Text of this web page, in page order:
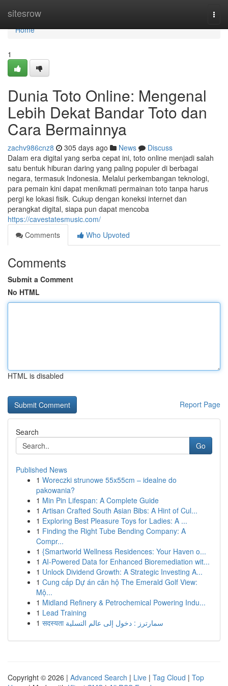
sitesrow
Home
Home
1
Dunia Toto Online: Mengenal
Lebih Dekat Bandar Toto dan
Cara Bermainnya
zachv986cnz8 305 days ago News
Discuss
Dalam era digital yang serba cepat ini, toto online menjadi salah
satu bentuk hiburan daring yang paling populer di berbagai
negara, termasuk Indonesia. Melalui perkembangan teknologi,
para pemain kini dapat menikmati permainan toto tanpa harus
pergi ke lokasi fisik. Cukup dengan koneksi internet dan
perangkat digital, siapa pun dapat mencoba
https://cavestatesmusic.com/
Comments
Who Upvoted
Comments
Submit a Comment
No HTML
HTML is disabled
Report Page
Search
Go
Published News
1 Woreczki strunowe 55x55cm – idealne do
pakowania?
1 Min Pin Lifespan: A Complete Guide
1 Artisan Crafted South Asian Bibs: A Hint of Cul...
1 Exploring Best Pleasure Toys for Ladies: A ...
1 Finding the Right Tube Bending Company: A
Compr...
1 {Smartworld Wellness Residences: Your Haven o...
1 AI-Powered Data for Enhanced Bioremediation wit...
1 Unlock Dividend Growth: A Strategic Investing A...
1 Cung cấp Dự án căn hộ The Emerald Golf View:
Mộ...
1 Midland Refinery & Petrochemical Powering Indu...
1 Lead Training
1
सदस्यता سمارترز : دخول إلى عالم التسلية
Copyright © 2026 | Advanced Search | Live | Tag Cloud | Top